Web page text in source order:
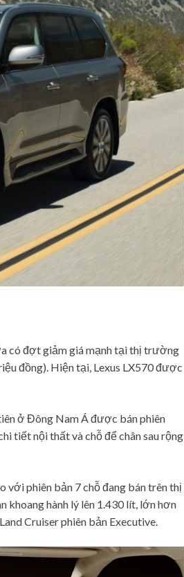
có đợt giảm giá mạnh tại thị trường
đồng). Hiện tại, Lexus LX570 được
ở Đông Nam Á được bán phiên
tiết nội thất và chỗ để chân sau rộng
với phiên bản 7 chỗ đang bán trên thị
khoang hành lý lên 1.430 lít, lớn hơn
Cruiser phiên bản Executive.